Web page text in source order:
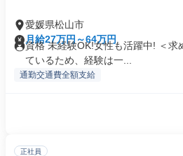
愛媛県松山市
月給27万円～64万円
資格 未経験OK!女性も活躍中! ＜求
ているため、経験は一...
通勤交通費全額支給
正社員